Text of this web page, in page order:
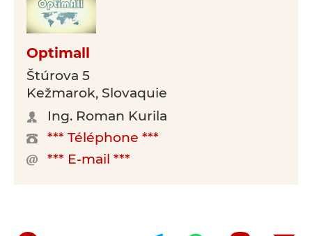
Optimall
Štúrova 5
Kežmarok, Slovaquie
Ing. Roman Kurila
*** Téléphone ***
*** E-mail ***